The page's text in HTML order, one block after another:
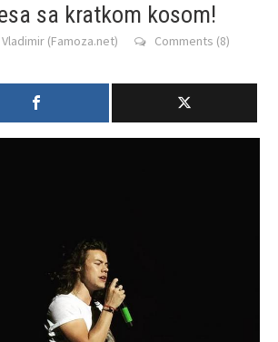
sa kratkom kosom!
Vladimir (Famoza.net) Comments (8)